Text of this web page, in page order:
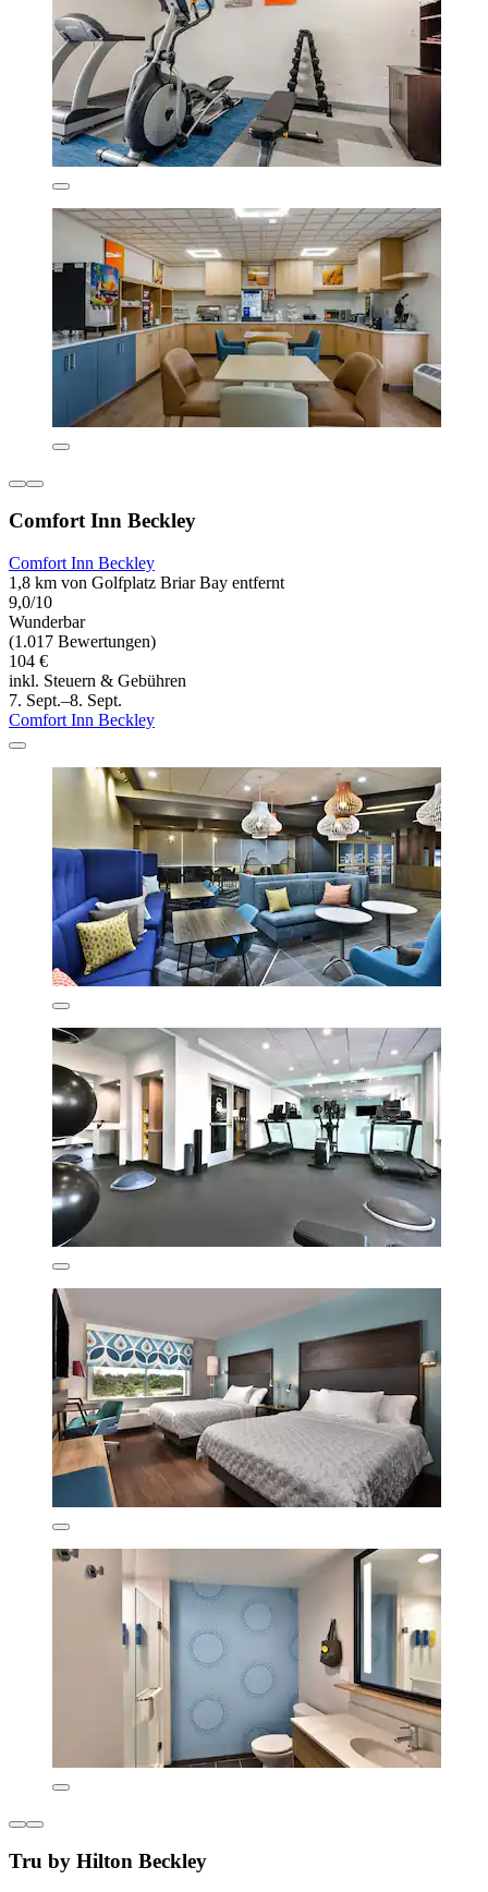
Comfort Inn Beckley
Comfort Inn Beckley
1,8 km von Golfplatz Briar Bay entfernt
9,0/10
Wunderbar
(1.017 Bewertungen)
104 €
inkl. Steuern & Gebühren
7. Sept.–8. Sept.
Comfort Inn Beckley
Tru by Hilton Beckley